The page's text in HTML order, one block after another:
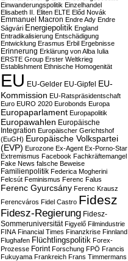
Einwanderungspolitik Einzelhandel
Elisabeth II. Eliten ELTE Előd Novák
Emmanuel Macron Endre Ady Endre
Ságvári Energiepolitik England
Entradikalisierung Entschädigung
Entwicklung Erasmus Erbil Ergebnisse
Erinnerung Erklärung von Alba Iulia
ERSTE Group Erster Weltkrieg
Establishment Ethnische Homogenität
EU EU-Gelder EU-Gipfel EU-
Kommission EU-Ratspräsidentschaft
Euro EURO 2020 Eurobonds Europa
Europaparlament Europapolitik
Europawahlen Europäische
Integration Europäischer Gerichtshof
(EuGH) Europäische Volkspartei
(EVP) Eurozone Ex-Agent Ex-Porno-Star
Extremismus Facebook Fachkräftemangel
Fake News falsche Beweise
Familienpolitik Federica Mogherini
Felcsút Feminismus Ferenc Falus
Ferenc Gyurcsány Ferenc Krausz
Ferencváros Fidel Castro Fidesz
Fidesz-Regierung Fidesz-
Sommeruniversität Figyelő Filmindustrie
FINA Financial Times Finanzkrise Finnland
Flughafen Flüchtlingspolitik Forex-
Prozesse Forint Forschung FPÖ Francis
Fukuyama Frankreich Frans Timmermans